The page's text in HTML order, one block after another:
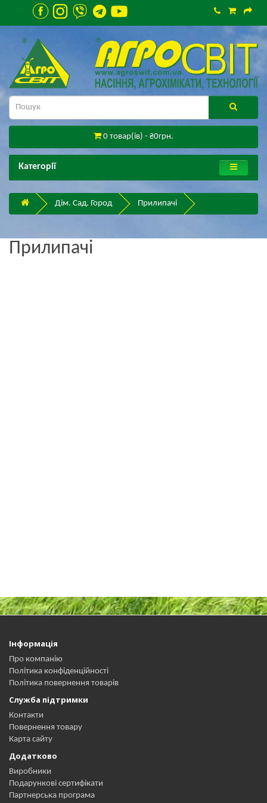
0 товар(ів) - ₴0грн.
Категорії
Дім. Сад. Город Прилипачі
Прилипачі
Інформація
Про компанію
Політика конфіденційності
Політика повернення товарів
Служба підтримки
Контакти
Повернення товару
Карта сайту
Додатково
Виробники
Подарункові сертифікати
Партнерська програма